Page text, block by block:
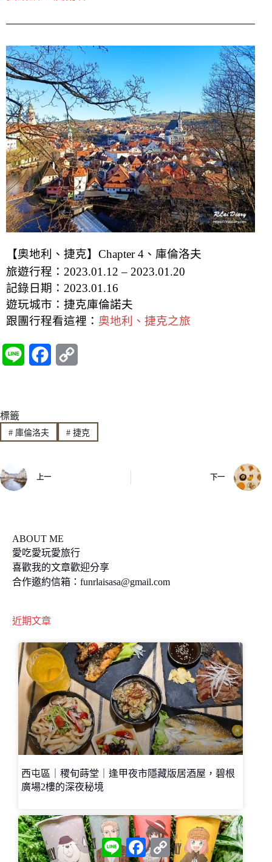
【奧地利、捷克】Chapter 4、庫倫洛夫
旅遊行程：2023.01.12 – 2023.01.20
記錄日期：2023.01.16
遊玩城市：捷克庫倫諾夫
跟團行程看這裡： 奧地利、捷克之旅
e e
b
y
L
標籤
#庫倫洛夫 #捷克
上一 下一
ABOUT ME
愛吃愛玩愛旅行
喜歡我的文章歡迎分享
合作邀約信箱： funrlaisasa@gmail.com
近期文章
西屯區｜稷旬蒔堂｜逢甲夜市隱藏版居酒屋，碧根
廣場2樓的深夜秘境
L
i
F
a
C
o